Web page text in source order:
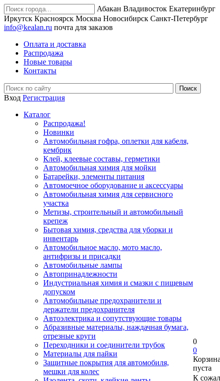
Абакан Владивосток Екатеринбург
Иркутск Красноярск Москва Новосибирск Санкт-Петербург
info@kealan.ru почта для заказов
Оплата и доставка
Распродажа
Новые товары
Контакты
Вход Регистрация
Каталог
Распродажа!
Новинки
Автомобильная гофра, оплетки для кабеля,
кембрик
Клей, клеевые составы, герметики
Автомобильная химия для мойки
Батарейки, элементы питания
Автомоечное оборудование и аксессуары
Автомобильная химия для сервисного
участка
Метизы, строительный и автомобильный
крепеж
Бытовая химия, средства для уборки и
инвентарь
Автомобильное масло, мото масло,
антифризы и присадки
Автомобильные лампы
Автопринадлежности
Индустриальная химия и смазки с пищевым
допуском
Автомобильные предохранители и
держатели предохранителя
Автоэлектрика и сопутствующие товары
Абразивные материалы, наждачная бумага,
отрезные круги
Переходники и соединители трубок
Материалы для пайки
Защитные покрытия для автомобиля,
мешки для колес
0
0
пуста
К